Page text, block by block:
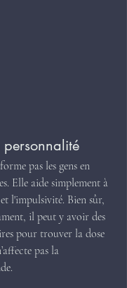
pas les gens en
Elle aide simplement à
l'impulsivité. Bien sûr,
il peut y avoir des
pour trouver la dose
pas la